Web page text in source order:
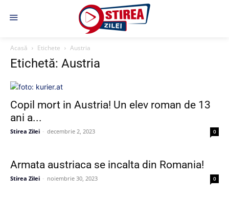
Acasă Etichete Austria
Etichetă: Austria
Copil mort in Austria! Un elev roman de 13
ani a...
Stirea Zilei - decembrie 2, 2023 0
Armata austriaca se incalta din Romania!
Stirea Zilei - noiembrie 30, 2023 0